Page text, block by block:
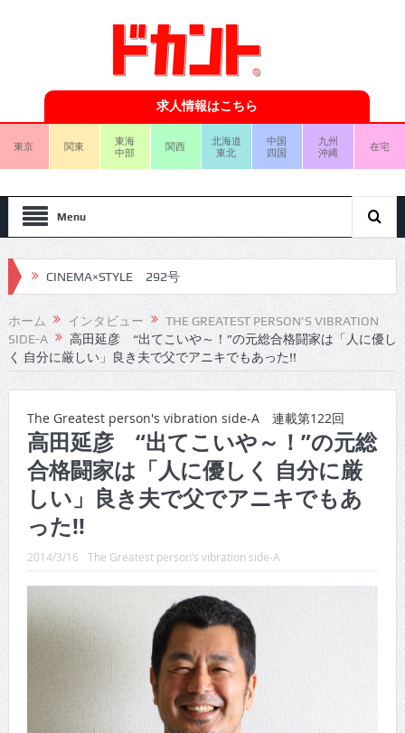
求人情報はこちら
東京 関東
東海
中部
関西
北海道
東北
中国
四国
九州
沖縄
在宅
Menu
CINEMA×STYLE 292号
CINEMA×STYLE 291号
CINEMA×STYLE 290号
CINEMA×STYLE 289号
CINEMA×STYLE 288号
CINEMA×STYLE 287号
CINEMA×STYLE 286号
CINEMA×STYLE 285号
CINEMA×STYLE 294号
CINEMA×STYLE 293号
ホーム インタビュー
THE GREATEST PERSON’S VIBRATION
SIDE-A
高田延彦 “出てこいや～！”の元総合格闘家は「人に優し
く 自分に厳しい」良き夫で父でアニキでもあった!!
The Greatest person's vibration side-A 連載第122回
高田延彦 “出てこいや～！”の元総
合格闘家は「人に優しく 自分に厳
しい」良き夫で父でアニキでもあ
った!!
2014/3/16 The Greatest person’s vibration side-A